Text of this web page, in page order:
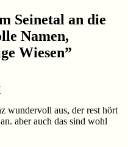
Seinetal an die
Namen,
Wiesen”
wundervoll aus, der rest hört
aber auch das sind wohl